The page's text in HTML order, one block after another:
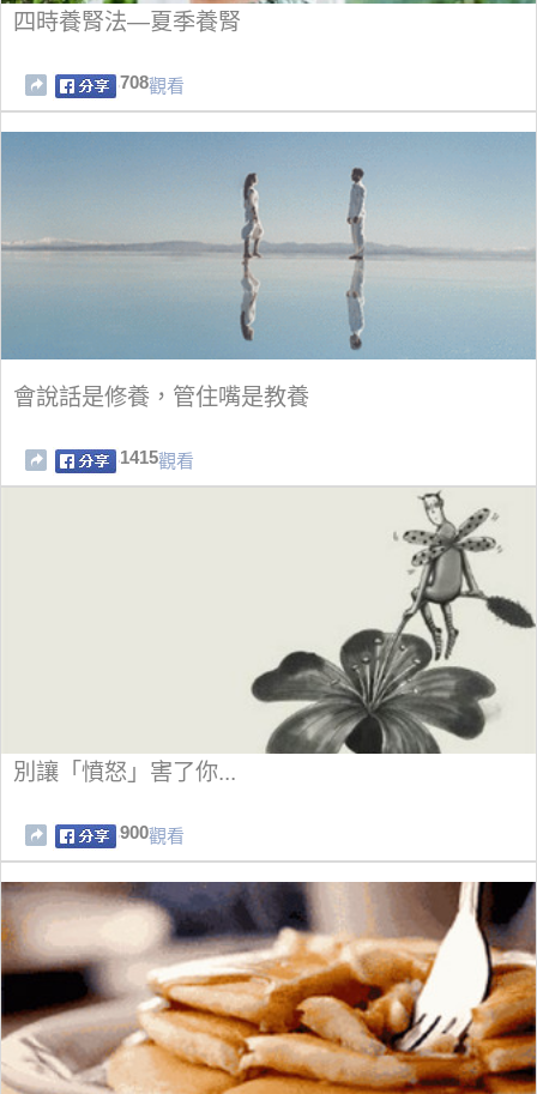
四時養腎法—夏季養腎
708觀看
會說話是修養，管住嘴是教養
1415觀看
別讓「憤怒」害了你...
900觀看